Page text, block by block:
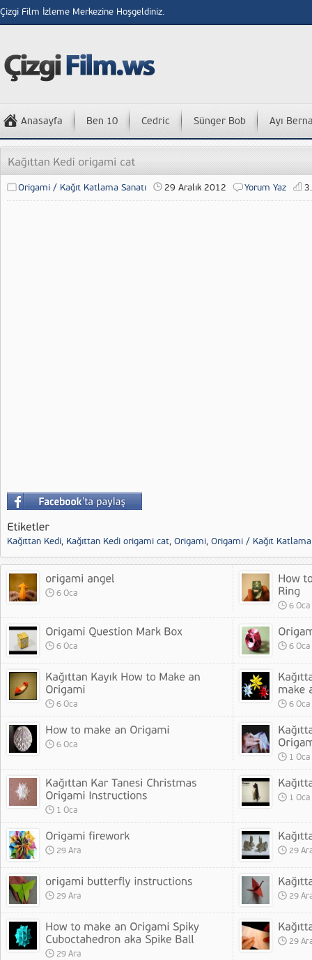
Çizgi Film İzleme Merkezine Hoşgeldiniz.
Anasayfa Ben 10 Cedric Sünger Bob Ayı
Origami / Kağıt Katlama Sanatı 29 Aralık 2012 Yorum Yaz
Kağıttan Kedi, Kağıttan Kedi origami cat, Origami, Origami / Kağıt Katlama
6 Oca
6 Oca
6 Oca 6 Oca
6 Oca 6 Oca
6 Oca
1 Oca
1 Oca
1 Oca
29 Ara 29
29 Ara 29
29 Ara
29